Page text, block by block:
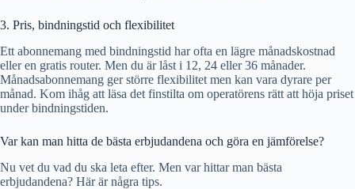
3. Pris, bindningstid och flexibilitet
Ett abonnemang med bindningstid har ofta en lägre månadskostnad
eller en gratis router. Men du är låst i 12, 24 eller 36 månader.
Månadsabonnemang ger större flexibilitet men kan vara dyrare per
månad. Kom ihåg att läsa det finstilta om operatörens rätt att höja priset
under bindningstiden.
Var kan man hitta de bästa erbjudandena och göra en jämförelse?
Nu vet du vad du ska leta efter. Men var hittar man bästa
erbjudandena? Här är några tips.